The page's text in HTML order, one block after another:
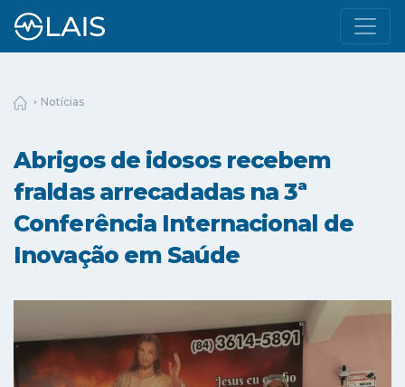
Notícias
Abrigos de idosos recebem
fraldas arrecadadas na 3ª
Conferência Internacional de
Inovação em Saúde